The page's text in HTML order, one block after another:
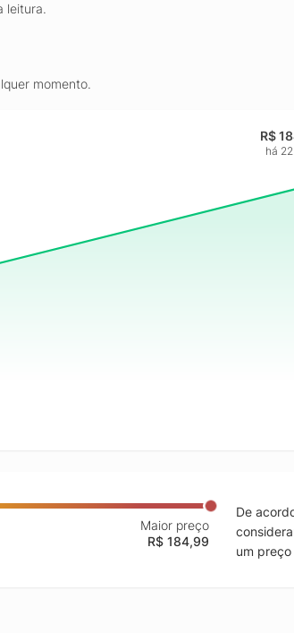
leitura.
momento.
R$
há
Maior preço
R$ 184,99
De
um